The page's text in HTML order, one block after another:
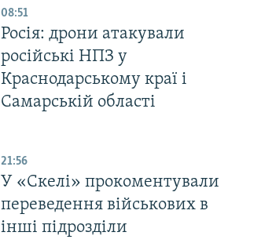
08:51
Росія: дрони атакували
російські НПЗ у
Краснодарському краї і
Самарській області
21:56
У «Скелі» прокоментували
переведення військових в
інші підрозділи